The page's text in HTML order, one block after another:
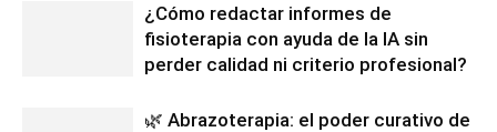
¿Cómo redactar informes de
fisioterapia con ayuda de la IA sin
perder calidad ni criterio profesional?
🌿 Abrazoterapia: el poder curativo de